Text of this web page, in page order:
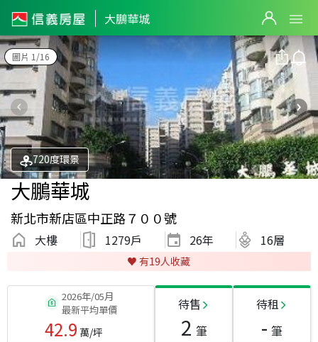
大鵬華城
圖片 1/16
720度環景
大鵬華城
新北市新店區中正路７００號
大樓 1279戶 26年 16層
♥️ 有19人收藏
2026年/05月
最新平均單價
42.9 萬/坪
待售
2 筆
待租
- 筆